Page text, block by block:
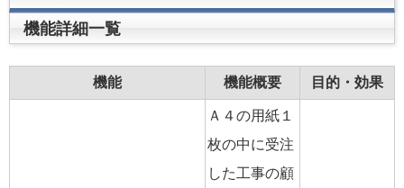
機能詳細一覧
機能 機能概要 目的・効果
Ａ４の用紙１
枚の中に受注
した工事の顧